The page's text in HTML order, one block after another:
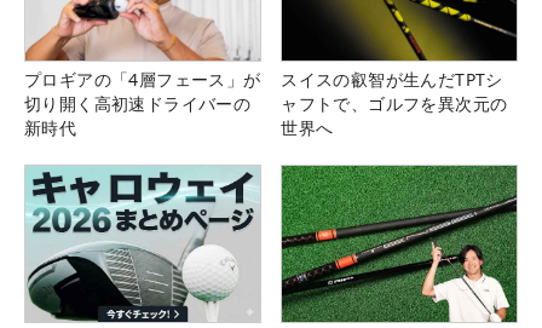
プロギアの「4層フェース」が
切り開く高初速ドライバーの
新時代
スイスの叡智が生んだTPTシ
ャフトで、ゴルフを異次元の
世界へ